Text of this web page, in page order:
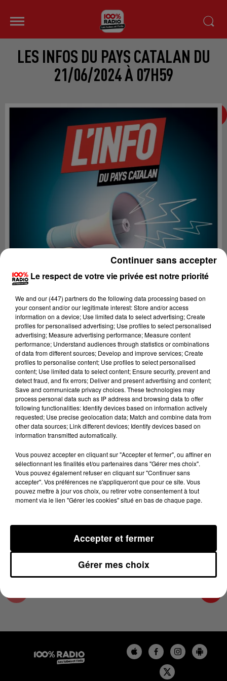
LES INFOS DU PAYS CATALAN DU
21/06/2024 À 07H59
Lecture (4 min 24 sec)
100%
100% Radio les infos du Pays Catalan
21 juin 2024 - 4 min 24 sec
LES INFOS DU PAYS CATALAN DU 21/06/2024
À 07H59
Podcasts infos du Pays Catalan
Le respect de votre vie privée est notre priorité
We and our (447) partnersdo the following data processing based on
your consent and/or our legitimate interest: Store and/or access
information on a device; Use limited data to select advertising; Create
profiles for personalised advertising; Use profiles to select personalised
advertising; Measure advertising performance; Measure content
performance; Understand audiences through statistics or combinations
of data from different sources; Develop and improve services; Create
profiles to personalise content; Use profiles to select personalised
content; Use limited data to select content; Ensure security, prevent and
detect fraud, and fix errors; Deliver and present advertising and content;
Save and communicate privacy choices. These technologies may
process personal data such as IP address and browsing data to offer
following functionalities: Identify devices based on information actively
requested; Use precise geolocation data; Match and combine data from
other data sources; Link different devices; Identify devices based on
information transmitted automatically.
Vous pouvez accepter en cliquant sur "Accepter et fermer", ou affiner en
sélectionnant les finalités et/ou partenaires dans "Gérer mes choix".
Vous pouvez également refuser en cliquant sur "Continuer sans
accepter". Vos préférences ne s'appliqueront que pour ce site. Vous
pouvez mettre à jour vos choix, ou retirer votre consentement à tout
moment via le lien "Gérer les cookies" situé en bas de chaque page.
Gérer mes choix
Accepter et fermer
Continuer sans accepter